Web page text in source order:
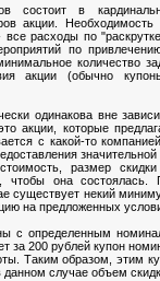
состоит в
акции.
расходы по
по
количество
акции (обычно
одинакова вне
акции, которые
с какой-то
размер
чтобы она состоялась.
существует некий
на предложенных
с определенным
за 200 рублей купон
Таким образом, этим
случае объем